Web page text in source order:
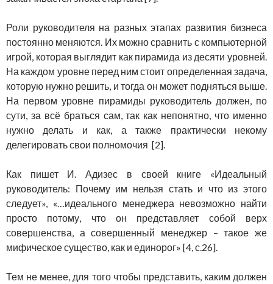
Роли руководителя на разных этапах развития бизнеса
постоянно меняются. Их можно сравнить с компьютерной
игрой, которая выглядит как пирамида из десяти уровней.
На каждом уровне перед ним стоит определенная задача,
которую нужно решить, и тогда он может подняться выше.
На первом уровне пирамиды руководитель должен, по
сути, за всё браться сам, так как непонятно, что именно
нужно делать и как, а также практически некому
делегировать свои полномочия [2].
Как пишет И. Адизес в своей книге «Идеальный
руководитель: Почему им нельзя стать и что из этого
следует», «…идеального менеджера невозможно найти
просто потому, что он представляет собой верх
совершенства, а совершенный менеджер – такое же
мифическое существо, как и единорог» [4, с.26].
Тем не менее, для того чтобы представить, каким должен